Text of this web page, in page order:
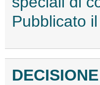
Pubblicato